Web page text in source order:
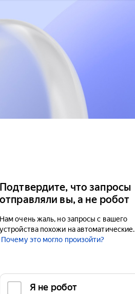
Подтвердите, что запросы
отправляли вы, а не робот
Нам очень жаль, но запросы с вашего
устройства похожи на автоматические.
Почему это могло произойти?